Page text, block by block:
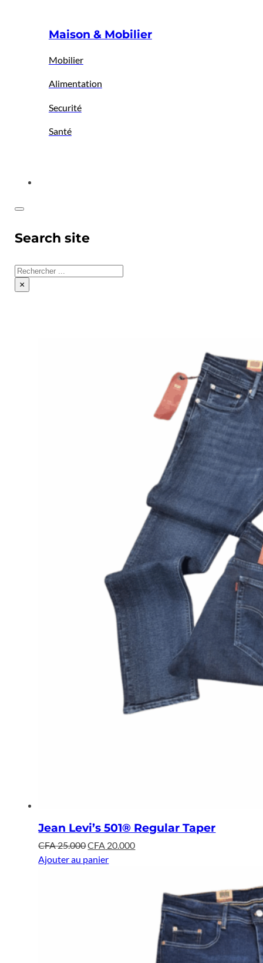
Maison & Mobilier
Mobilier
Alimentation
Securité
Santé
Search site
Rechercher
×
Jean Levi’s 501® Regular Taper
CFA25.000Le
prix
CFA 20.000Le
CFA 20.000.
Ajouter au panier